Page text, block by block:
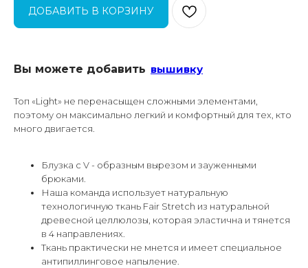
Вы можете добавить вышивку
Топ «Light» не перенасыщен сложными элементами,
поэтому он максимально легкий и комфортный для тех, кто
много двигается.
Блузка с V - образным вырезом и зауженными
брюками.
Наша команда использует натуральную
технологичную ткань Fair Stretch из натуральной
древесной целлюлозы, которая эластична и тянется
в 4 направлениях.
Ткань практически не мнется и имеет специальное
антипиллинговое напыление.
ДОБАВИТЬ В КОРЗИНУ